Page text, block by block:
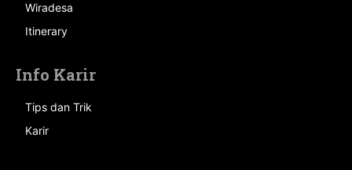
Wiradesa
Itinerary
Info Karir
Tips dan Trik
Karir